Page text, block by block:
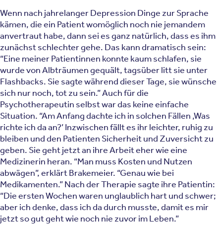
Wenn nach jahrelanger Depression Dinge zur Sprache
kämen, die ein Patient womöglich noch nie jemandem
anvertraut habe, dann sei es ganz natürlich, dass es ihm
zunächst schlechter gehe. Das kann dramatisch sein:
“Eine meiner Patientinnen konnte kaum schlafen, sie
wurde von Albträumen gequält, tagsüber litt sie unter
Flashbacks. Sie sagte während dieser Tage, sie wünsche
sich nur noch, tot zu sein.” Auch für die
Psychotherapeutin selbst war das keine einfache
Situation. “Am Anfang dachte ich in solchen Fällen ‚Was
richte ich da an?’ Inzwischen fällt es ihr leichter, ruhig zu
bleiben und den Patienten Sicherheit und Zuversicht zu
geben. Sie geht jetzt an ihre Arbeit eher wie eine
Medizinerin heran. “Man muss Kosten und Nutzen
abwägen”, erklärt Brakemeier. “Genau wie bei
Medikamenten.” Nach der Therapie sagte ihre Patientin:
“Die ersten Wochen waren unglaublich hart und schwer;
aber ich denke, dass ich da durch musste, damit es mir
jetzt so gut geht wie noch nie zuvor im Leben.”